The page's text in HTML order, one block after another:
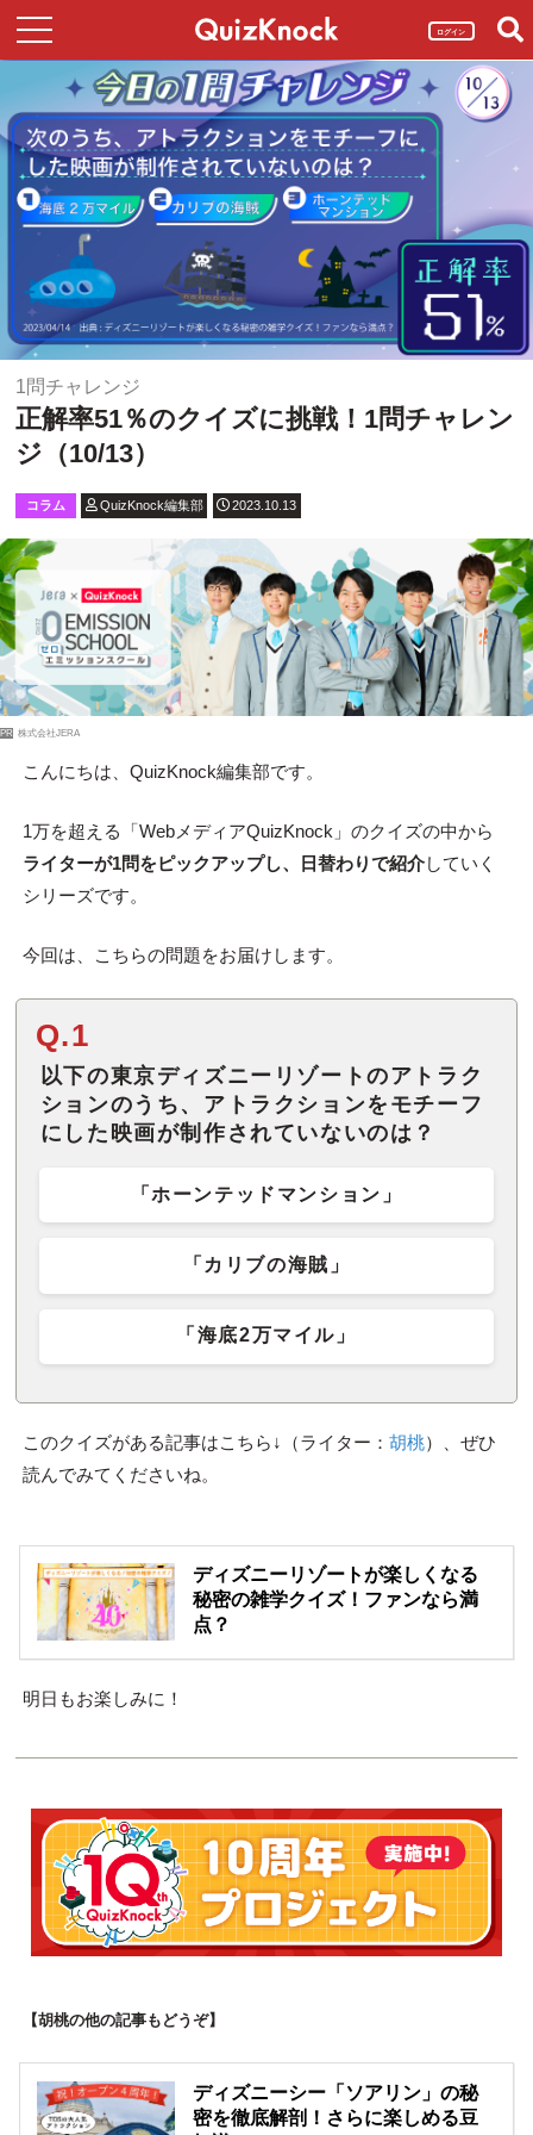
ログイン
1問チャレンジ
正解率51％のクイズに挑戦！1問チャレン
ジ（10/13）
コラム QuizKnock編集部 2023.10.13
PR 株式会社JERA
こんにちは、QuizKnock編集部です。
1万を超える「WebメディアQuizKnock」のクイズの中から
ライターが1問をピックアップし、日替わりで紹介していく
シリーズです。
今回は、こちらの問題をお届けします。
Q.1
以下の東京ディズニーリゾートのアトラク
ションのうち、アトラクションをモチーフ
にした映画が制作されていないのは？
「ホーンテッドマンション」
「カリブの海賊」
「海底2万マイル」
このクイズがある記事はこちら↓（ライター： 胡桃）、ぜひ
読んでみてくださいね。
ディズニーリゾートが楽しくなる
秘密の雑学クイズ！ファンなら満
点？
明日もお楽しみに！
【胡桃の他の記事もどうぞ】
ディズニーシー「ソアリン」の秘
密を徹底解剖！さらに楽しめる豆